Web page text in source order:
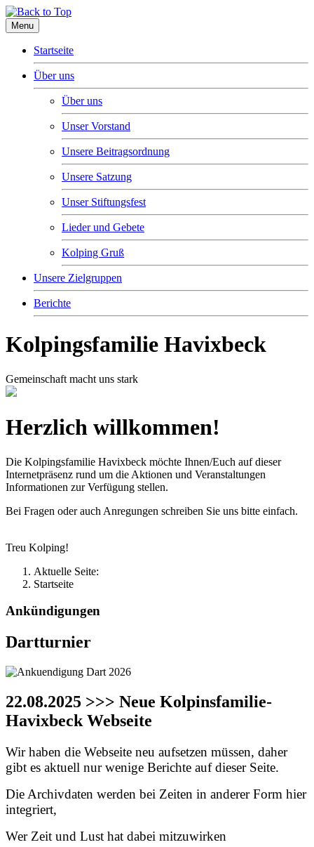
Menu
Startseite
Über uns
Über uns
Unser Vorstand
Unsere Beitragsordnung
Unsere Satzung
Unser Stiftungsfest
Lieder und Gebete
Kolping Gruß
Unsere Zielgruppen
Berichte
Kolpingsfamilie Havixbeck
Gemeinschaft macht uns stark
Herzlich willkommen!
Die Kolpingsfamilie Havixbeck möchte Ihnen/Euch auf dieser
Internetpräsenz rund um die Aktionen und Veranstaltungen
Informationen zur Verfügung stellen.
Bei Fragen oder auch Anregungen schreiben Sie uns bitte einfach.
Treu Kolping!
Aktuelle Seite:
Startseite
Ankündigungen
Dartturnier
22.08.2025 >>> Neue Kolpinsfamilie-
Havixbeck Webseite
Wir haben die Webseite neu aufsetzen müssen, daher
gibt es aktuell nur wenige Berichte auf dieser Seite.
Die Archivdaten werden bei Zeiten in anderer Form hier
integriert,
Wer Zeit und Lust hat dabei mitzuwirken